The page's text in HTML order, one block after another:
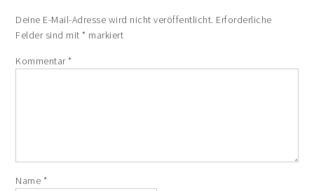
Deine E-Mail-Adresse wird nicht veröffentlicht. Erforderliche
Felder sind mit* markiert
Kommentar*
Name *